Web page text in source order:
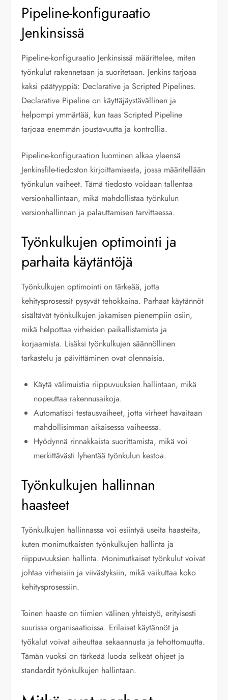
Pipeline-konfiguraatio
Jenkinsissä
Pipeline-konfiguraatio Jenkinsissä määrittelee, miten
työnkulut rakennetaan ja suoritetaan. Jenkins tarjoaa
kaksi päätyyppiä: Declarative ja Scripted Pipelines.
Declarative Pipeline on käyttäjäystävällinen ja
helpompi ymmärtää, kun taas Scripted Pipeline
tarjoaa enemmän joustavuutta ja kontrollia.
Pipeline-konfiguraation luominen alkaa yleensä
Jenkinsfile-tiedoston kirjoittamisesta, jossa määritellään
työnkulun vaiheet. Tämä tiedosto voidaan tallentaa
versionhallintaan, mikä mahdollistaa työnkulun
versionhallinnan ja palauttamisen tarvittaessa.
Työnkulkujen optimointi ja
parhaita käytäntöjä
Työnkulkujen optimointi on tärkeää, jotta
kehitysprosessit pysyvät tehokkaina. Parhaat käytännöt
sisältävät työnkulkujen jakamisen pienempiin osiin,
mikä helpottaa virheiden paikallistamista ja
korjaamista. Lisäksi työnkulkujen säännöllinen
tarkastelu ja päivittäminen ovat olennaisia.
Käytä välimuistia riippuvuuksien hallintaan, mikä
nopeuttaa rakennusaikoja.
Automatisoi testausvaiheet, jotta virheet havaitaan
mahdollisimman aikaisessa vaiheessa.
Hyödynnä rinnakkaista suorittamista, mikä voi
merkittävästi lyhentää työnkulun kestoa.
Työnkulkujen hallinnan
haasteet
Työnkulkujen hallinnassa voi esiintyä useita haasteita,
kuten monimutkaisten työnkulkujen hallinta ja
riippuvuuksien hallinta. Monimutkaiset työnkulut voivat
johtaa virheisiin ja viivästyksiin, mikä vaikuttaa koko
kehitysprosessiin.
Toinen haaste on tiimien välinen yhteistyö, erityisesti
suurissa organisaatioissa. Erilaiset käytännöt ja
työkalut voivat aiheuttaa sekaannusta ja tehottomuutta.
Tämän vuoksi on tärkeää luoda selkeät ohjeet ja
standardit työnkulkujen hallintaan.